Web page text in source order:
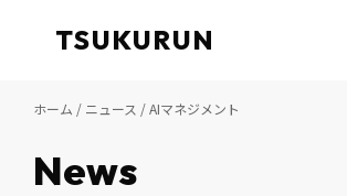
TSUKURUN
ホーム / ニュース / AIマネジメント
News